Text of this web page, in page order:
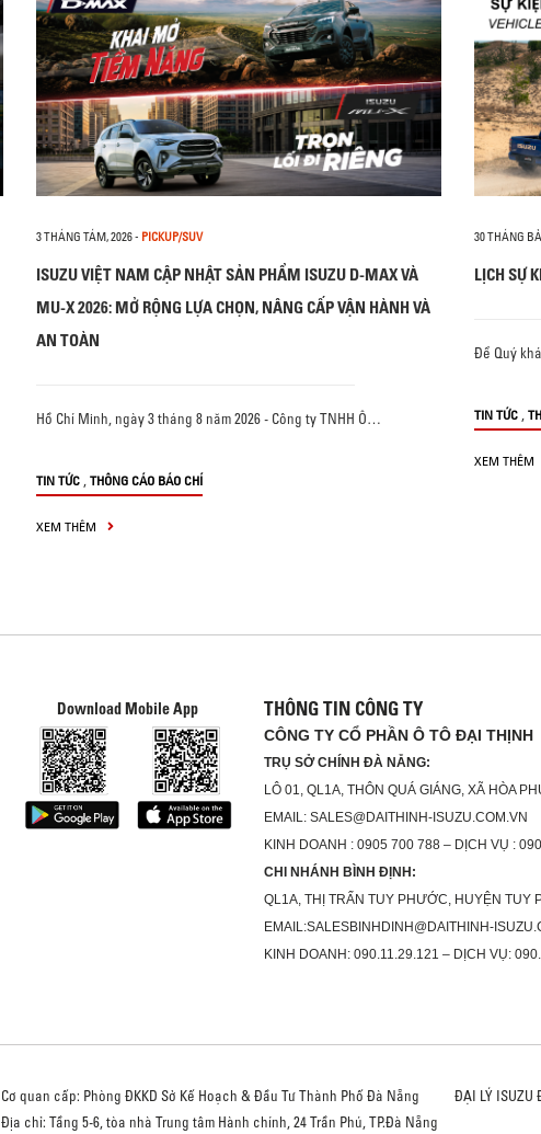
3 THÁNG TÁM, 2026- PICKUP/SUV
ISUZU VIỆT NAM CẬP NHẬT SẢN PHẨM ISUZU D-MAX VÀ
MU-X 2026: MỞ RỘNG LỰA CHỌN, NÂNG CẤP VẬN HÀNH VÀ
AN TOÀN
Hồ Chí Minh, ngày 3 tháng 8 năm 2026 - Công ty TNHH Ô…
TIN TỨC , THÔNG CÁO BÁO CHÍ
XEM THÊM
30 THÁNG
LỊCH SỰ
Để Quý
TIN TỨC ,
XEM THÊM
Download Mobile App THÔNG TIN CÔNG TY
CÔNG TY CỔ PHẦN Ô TÔ ĐẠI THỊNH
TRỤ SỞ CHÍNH ĐÀ NẴNG:
LÔ 01, QL1A, THÔN QUÁ GIÁNG, XÃ HÒA
EMAIL: SALES@DAITHINH-ISUZU.COM.VN
KINH DOANH : 0905 700 788 – DỊCH VỤ :
CHI NHÁNH BÌNH ĐỊNH:
QL1A, THỊ TRẤN TUY PHƯỚC, HUYỆN TUY
EMAIL:SALESBINHDINH@DAITHINH-
KINH DOANH: 090.11.29.121 – DỊCH VỤ:
Cơ quan cấp: Phòng ĐKKD Sở Kế Hoạch & Đầu Tư Thành Phố Đà Nẵng
Địa chỉ: Tầng 5-6, tòa nhà Trung tâm Hành chính, 24 Trần Phú, TP.Đà Nẵng
ĐẠI LÝ ISUZU